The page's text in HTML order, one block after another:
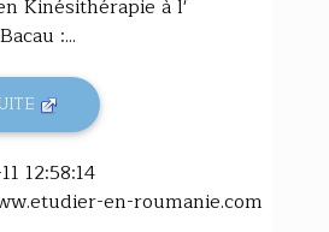
Kinésithérapie à l'
:...
12:58:14
en-roumanie.com